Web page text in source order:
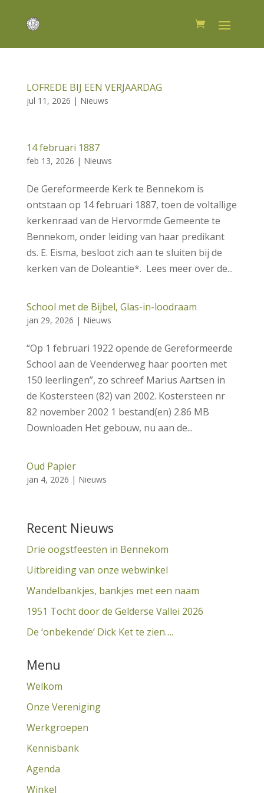
LOFREDE BIJ EEN VERJAARDAG
jul 11, 2026 | Nieuws
14 februari 1887
feb 13, 2026 | Nieuws
De Gereformeerde Kerk te Bennekom is
ontstaan op 14 februari 1887, toen de voltallige
kerkenraad van de Hervormde Gemeente te
Bennekom, onder leiding van haar predikant
ds. E. Eisma, besloot zich aan te sluiten bij de
kerken van de Doleantie*. Lees meer over de...
School met de Bijbel, Glas-in-loodraam
jan 29, 2026 | Nieuws
“Op 1 februari 1922 opende de Gereformeerde
School aan de Veenderweg haar poorten met
150 leerlingen”, zo schreef Marius Aartsen in
de Kostersteen (82) van 2002. Kostersteen nr
82 november 2002 1 bestand(en) 2.86 MB
Downloaden Het gebouw, nu aan de...
Oud Papier
jan 4, 2026 | Nieuws
Recent Nieuws
Drie oogstfeesten in Bennekom
Uitbreiding van onze webwinkel
Wandelbankjes, bankjes met een naam
1951 Tocht door de Gelderse Vallei 2026
De ‘onbekende’ Dick Ket te zien….
Menu
Welkom
Onze Vereniging
Werkgroepen
Kennisbank
Agenda
Winkel